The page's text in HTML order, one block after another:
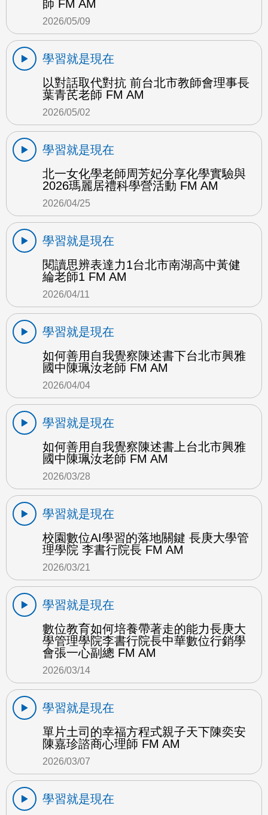
師 FM AM
2026/05/09
學習就是現在
以對話取代對抗 前台北市教師會理事長
葉青芪老師 FM AM
2026/05/02
學習就是現在
北一女化學老師周芳妃分享化學實驗與
2026瑪麗居禮科學營活動 FM AM
2026/04/25
學習就是現在
閱讀思辨表達力1台北市南湖高中黃健
綸老師1 FM AM
2026/04/11
學習就是現在
如何善用自我覺察陳述書下台北市興雅
國中陳珮汝老師 FM AM
2026/04/04
學習就是現在
如何善用自我覺察陳述書上台北市興雅
國中陳珮汝老師 FM AM
2026/03/28
學習就是現在
校園數位AI學習的落地關鍵 長庚大學管
理學院 李書行院長 FM AM
2026/03/21
學習就是現在
數位教育如何培養帶著走的能力長庚大
學管理學院李書行院長中華數位行銷學
會張一心副總 FM AM
2026/03/14
學習就是現在
單片土司的幸福方程式親子天下陳奕安
陳嘉珍諮商心理師 FM AM
2026/03/07
學習就是現在